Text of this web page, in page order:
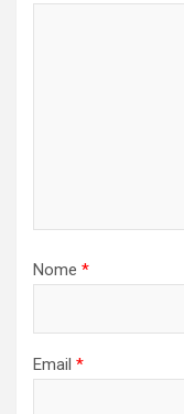
Nome *
Email *